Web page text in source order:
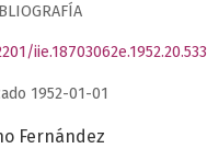
iie.18703062e.1952.20.533
1952-01-01
Fernández